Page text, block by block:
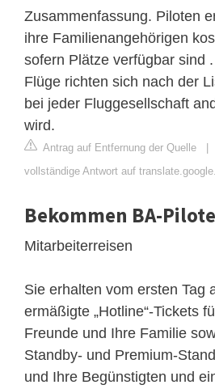
Zusammenfassung. Piloten
ihre Familienangehörigen
sofern Plätze verfügbar sind
Flüge richten sich nach der
bei jeder Fluggesellschaft
wird.
Antrag auf Entfernung der Quelle |
vollständige Antwort auf
Bekommen BA-
Mitarbeiterreisen
Sie erhalten vom ersten Tag
ermäßigte „Hotline“-Tickets
Freunde und Ihre Familie
Standby- und Premium-
und Ihre Begünstigten und